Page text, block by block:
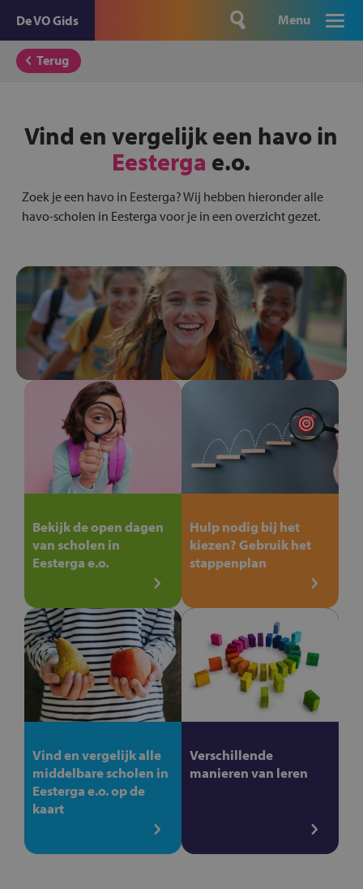
De VO Gids Menu
Terug
Vind en vergelijk een havo in
Eesterga e.o.
Zoek je een havo in Eesterga? Wij hebben hieronder alle
havo-scholen in Eesterga voor je in een overzicht gezet.
Bekijk de open dagen
van scholen in
Eesterga e.o.
Hulp nodig bij het
kiezen? Gebruik het
stappenplan
Vind en vergelijk alle
middelbare scholen in
Eesterga e.o. op de
kaart
Verschillende
manieren van leren